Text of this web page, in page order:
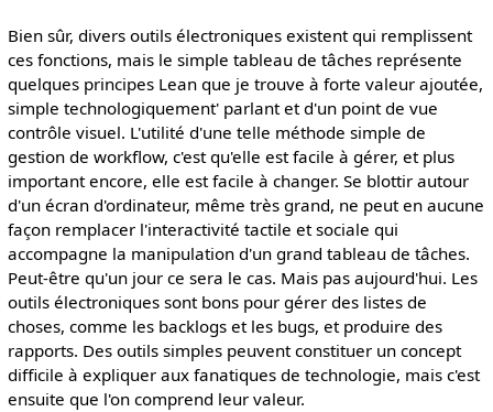
Bien sûr, divers outils électroniques existent qui remplissent
ces fonctions, mais le simple tableau de tâches représente
quelques principes Lean que je trouve à forte valeur ajoutée,
simple technologiquement' parlant et d'un point de vue
contrôle visuel. L'utilité d'une telle méthode simple de
gestion de workflow, c'est qu'elle est facile à gérer, et plus
important encore, elle est facile à changer. Se blottir autour
d'un écran d'ordinateur, même très grand, ne peut en aucune
façon remplacer l'interactivité tactile et sociale qui
accompagne la manipulation d'un grand tableau de tâches.
Peut-être qu'un jour ce sera le cas. Mais pas aujourd'hui. Les
outils électroniques sont bons pour gérer des listes de
choses, comme les backlogs et les bugs, et produire des
rapports. Des outils simples peuvent constituer un concept
difficile à expliquer aux fanatiques de technologie, mais c'est
ensuite que l'on comprend leur valeur.